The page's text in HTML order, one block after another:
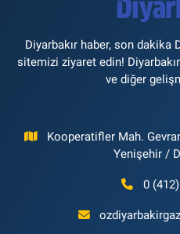
Diyarbakır haber, son dakika
sitemizi ziyaret edin!
ve diğer
Kooperatifler Mah.
Yenişehir /
0